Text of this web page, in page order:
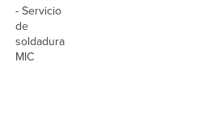
- Servicio
de
soldadura
MIC